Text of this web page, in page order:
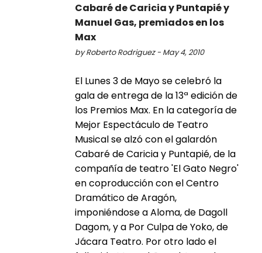
Cabaré de Caricia y Puntapié y
Manuel Gas, premiados en los
Max
by Roberto Rodriguez - May 4, 2010
El Lunes 3 de Mayo se celebró la
gala de entrega de la 13ª edición de
los Premios Max. En la categoría de
Mejor Espectáculo de Teatro
Musical se alzó con el galardón
Cabaré de Caricia y Puntapié, de la
compañía de teatro 'El Gato Negro'
en coproducción con el Centro
Dramático de Aragón,
imponiéndose a Aloma, de Dagoll
Dagom, y a Por Culpa de Yoko, de
Jácara Teatro. Por otro lado el